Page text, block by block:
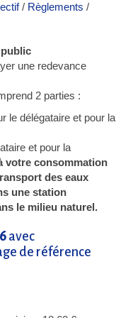
/ Règlements /
une redevance
2 parties :
le délégataire et pour la
et pour la
votre consommation
des eaux
une station
le milieu naturel.
avec
de référence